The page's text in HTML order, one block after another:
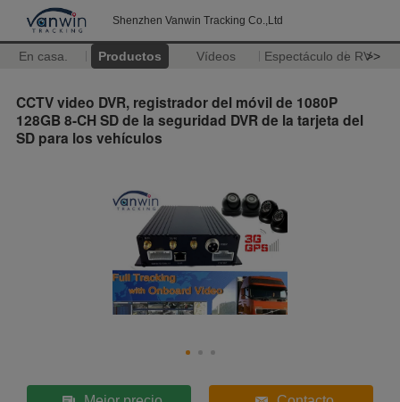
Shenzhen Vanwin Tracking Co.,Ltd
En casa. Productos Vídeos Espectáculo de RV>>
CCTV video DVR, registrador del móvil de 1080P
128GB 8-CH SD de la seguridad DVR de la tarjeta del
SD para los vehículos